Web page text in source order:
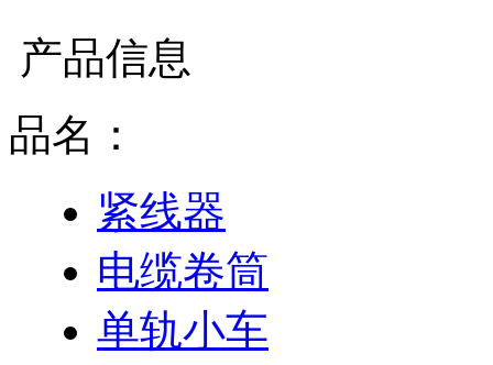
产品信息
品名：
紧线器
电缆卷筒
单轨小车